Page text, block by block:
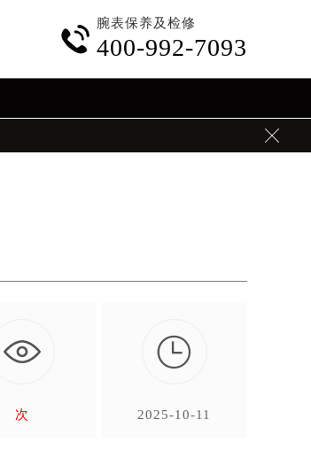

腕表保养及检修
400-992-7093

次

2025-10-11